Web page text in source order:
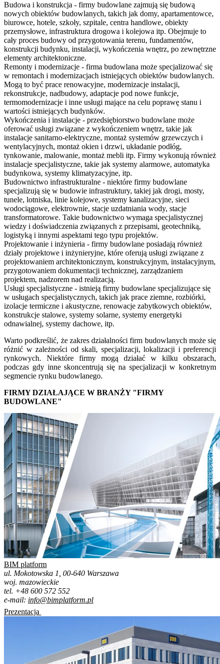
Budowa i konstrukcja - firmy budowlane zajmują się budową
nowych obiektów budowlanych, takich jak domy, apartamentowce,
biurowce, hotele, szkoły, szpitale, centra handlowe, obiekty
przemysłowe, infrastruktura drogowa i kolejowa itp. Obejmuje to
cały proces budowy od przygotowania terenu, fundamentów,
konstrukcji budynku, instalacji, wykończenia wnętrz, po zewnętrzne
elementy architektoniczne.
Remonty i modernizacje - firma budowlana może specjalizować się
w remontach i modernizacjach istniejących obiektów budowlanych.
Mogą to być prace renowacyjne, modernizacje instalacji,
rekonstrukcje, nadbudowy, adaptacje pod nowe funkcje,
termomodernizacje i inne usługi mające na celu poprawę stanu i
wartości istniejących budynków.
Wykończenia i instalacje - przedsiębiorstwo budowlane może
oferować usługi związane z wykończeniem wnętrz, takie jak
instalacje sanitarno-elektryczne, montaż systemów grzewczych i
wentylacyjnych, montaż okien i drzwi, układanie podłóg,
tynkowanie, malowanie, montaż mebli itp. Firmy wykonują również
instalacje specjalistyczne, takie jak systemy alarmowe, automatyka
budynkowa, systemy klimatyzacyjne, itp.
Budownictwo infrastrukturalne - niektóre firmy budowlane
specjalizują się w budowie infrastruktury, takiej jak drogi, mosty,
tunele, lotniska, linie kolejowe, systemy kanalizacyjne, sieci
wodociągowe, elektrownie, stacje uzdatniania wody, stacje
transformatorowe. Takie budownictwo wymaga specjalistycznej
wiedzy i doświadczenia związanych z przepisami, geotechniką,
logistyką i innymi aspektami tego typu projektów.
Projektowanie i inżynieria - firmy budowlane posiadają również
działy projektowe i inżynieryjne, które oferują usługi związane z
projektowaniem architektonicznym, konstrukcyjnym, instalacyjnym,
przygotowaniem dokumentacji technicznej, zarządzaniem
projektem, nadzorem nad realizacją.
Usługi specjalistyczne - istnieją firmy budowlane specjalizujące się
w usługach specjalistycznych, takich jak prace ziemne, rozbiórki,
izolacje termiczne i akustyczne, renowacje zabytkowych obiektów,
konstrukcje stalowe, systemy solarne, systemy energetyki
odnawialnej, systemy dachowe, itp.
Warto podkreślić, że zakres działalności firm budowlanych może się
różnić w zależności od skali, specjalizacji, lokalizacji i preferencji
rynkowych. Niektóre firmy mogą działać w kilku obszarach,
podczas gdy inne skoncentrują się na specjalizacji w konkretnym
segmencie rynku budowlanego.
FIRMY DZIAŁAJĄCE W BRANŻY "FIRMY
BUDOWLANE"
BIM platform
ul. Mokotowska 1, 00-640 Warszawa
woj. mazowieckie
tel. +48 600 572 552
e-mail: info@bimplatform.pl
Prezentacja